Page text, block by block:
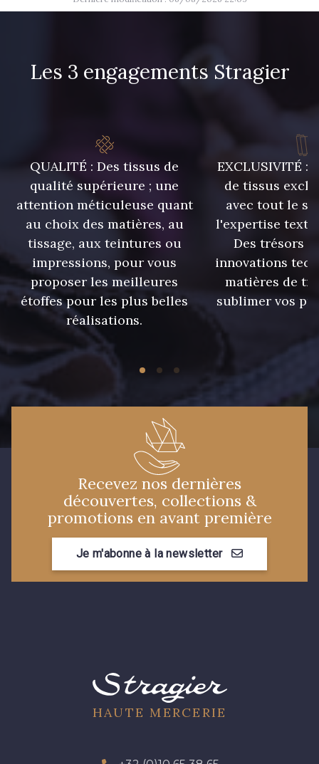
Les 3 engagements Stragier
QUALITÉ : Des tissus de
qualité supérieure ; une
attention méticuleuse quant
au choix des matières, au
tissage, aux teintures ou
impressions, pour vous
proposer les meilleures
étoffes pour les plus belles
réalisations.
EXCLUSIVITÉ :
de tissus
avec tout le
l'expertise
Des trésors
innovations
matières de
sublimer vos
Recevez nos dernières
découvertes, collections &
promotions en avant première
Je m'abonne à la newsletter
HAUTE MERCERIE